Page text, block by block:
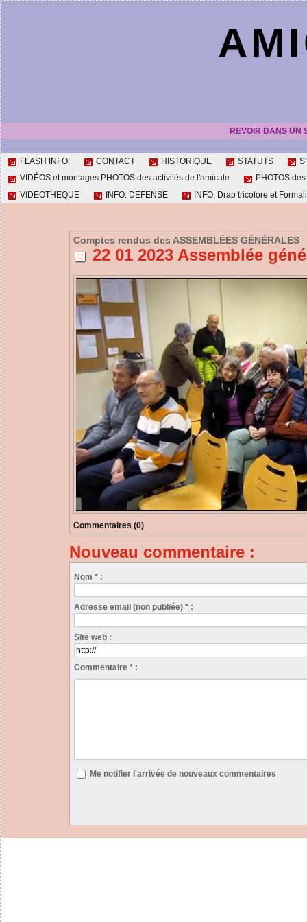
REVOIR DANS UN
FLASH INFO. CONTACT HISTORIQUE STATUTS
VIDÉOS et montages PHOTOS des activités de l'amicale
PHOTOS
VIDEOTHEQUE
INFO. DEFENSE INFO, Drap tricolore et
Comptes rendus des ASSEMBLÉES GÉNÉRALES
22 01 2023 Assemblée
Commentaires (0)
Nouveau commentaire :
Nom * :
Adresse email (non publiée) * :
Site web :
Commentaire * :
Me notifier l'arrivée de nouveaux commentaires